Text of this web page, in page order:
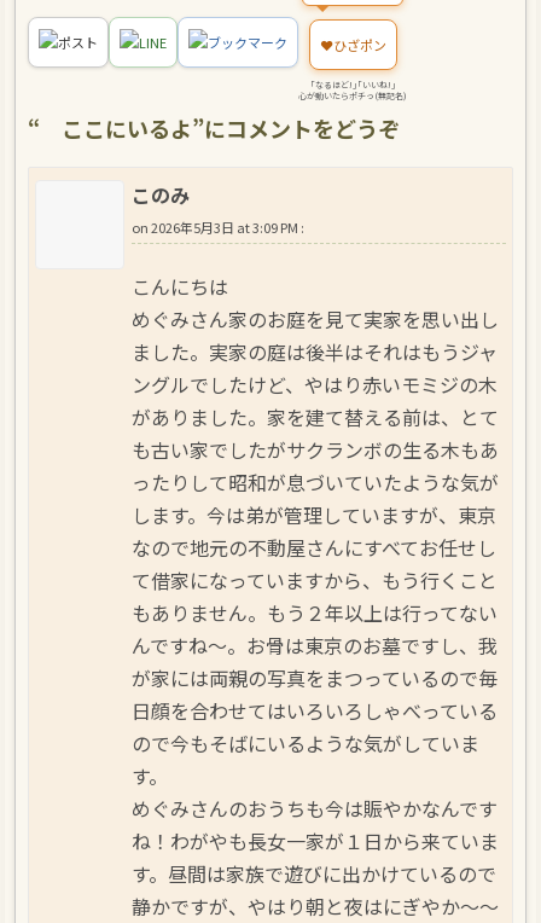
ポスト LINE ブックマーク ❤️ひざポン
｢なるほど!｣｢いいね!｣
心が動いたらポチっ(無記名)
“ ここにいるよ”にコメントをどうぞ
このみ
on2026年5月3日 at 3:09 PM :
こんにちは
めぐみさん家のお庭を見て実家を思い出し
ました。実家の庭は後半はそれはもうジャ
ングルでしたけど、やはり赤いモミジの木
がありました。家を建て替える前は、とて
も古い家でしたがサクランボの生る木もあ
ったりして昭和が息づいていたような気が
します。今は弟が管理していますが、東京
なので地元の不動屋さんにすべてお任せし
て借家になっていますから、もう行くこと
もありません。もう２年以上は行ってない
んですね～。お骨は東京のお墓ですし、我
が家には両親の写真をまつっているので毎
日顔を合わせてはいろいろしゃべっている
ので今もそばにいるような気がしていま
す。
めぐみさんのおうちも今は賑やかなんです
ね！わがやも長女一家が１日から来ていま
す。昼間は家族で遊びに出かけているので
静かですが、やはり朝と夜はにぎやか～～